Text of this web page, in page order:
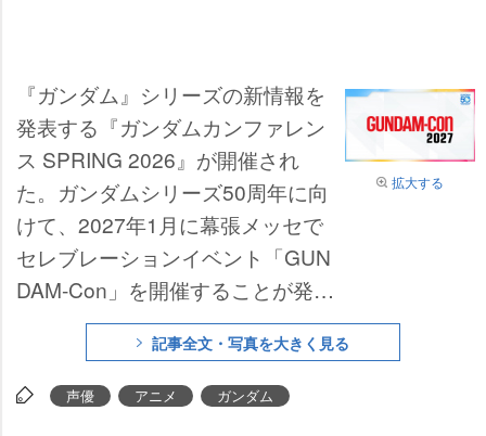
拡大する
『ガンダム』シリーズの新情報を
発表する『ガンダムカンファレン
ス SPRING 2026』が開催され
た。ガンダムシリーズ50周年に向
けて、2027年1月に幕張メッセで
セレブレーションイベント「GUN
DAM-Con」を開催することが発表
された。
記事全文・写真を大きく見る
声優 アニメ ガンダム